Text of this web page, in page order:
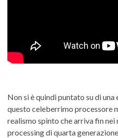
Non si è quindi puntato su di
questo celeberrimo processore
realismo spinto che arriva fin
processing di quarta